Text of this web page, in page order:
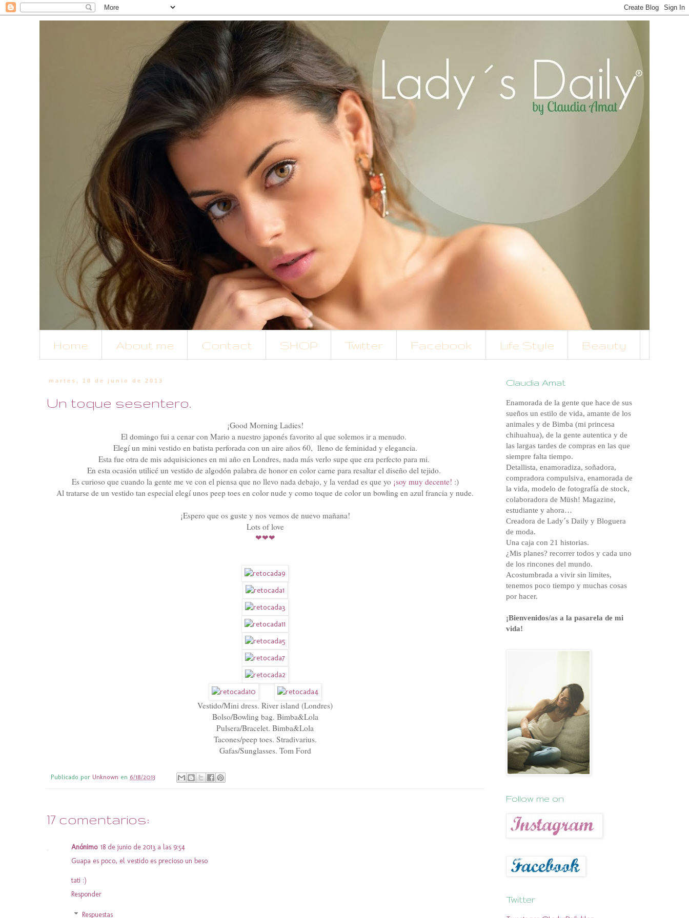
Home About me Contact SHOP Twitter Facebook Life Style Beauty
martes, 18 de junio de 2013
Un toque sesentero.
¡Good Morning Ladies!
El domingo fui a cenar con Mario a nuestro japonés favorito al que solemos ir a menudo.
Elegí un mini vestido en batista perforada con un aire años 60, lleno de feminidad y elegancia.
Esta fue otra de mis adquisiciones en mi año en Londres, nada más verlo supe que era perfecto para mi.
En esta ocasión utilicé un vestido de algodón palabra de honor en color carne para resaltar el diseño del tejido.
Es curioso que cuando la gente me ve con el piensa que no llevo nada debajo, y la verdad es que yo ¡soy muy decente! :)
Al tratarse de un vestido tan especial elegí unos peep toes en color nude y como toque de color un bowling en azul francia y nude.
¡Espero que os guste y nos vemos de nuevo mañana!
Lots of love
❤❤❤
Vestido/Mini dress. River island (Londres)
Bolso/Bowling bag. Bimba&Lola
Pulsera/Bracelet. Bimba&Lola
Tacones/peep toes. Stradivarius.
Gafas/Sunglasses. Tom Ford
Publicado por Unknown en 6/18/2013
17 comentarios:
Anónimo 18 de junio de 2013 a las 9:54
Guapa es poco, el vestido es precioso un beso
tati :)
Responder
Respuestas
Claudia Amat
Enamorada de la gente que hace de sus
sueños un estilo de vida, amante de los
animales y de Bimba (mi princesa
chihuahua), de la gente autentica y de
las largas tardes de compras en las que
siempre falta tiempo.
Detallista, enamoradiza, soñadora,
compradora compulsiva, enamorada de
la vida, modelo de fotografía de stock,
colaboradora de Müsh! Magazine,
estudiante y ahora…
Creadora de Lady´s Daily y Bloguera
de moda.
Una caja con 21 historias.
¿Mis planes? recorrer todos y cada uno
de los rincones del mundo.
Acostumbrada a vivir sin limites,
tenemos poco tiempo y muchas cosas
por hacer.
¡Bienvenidos/as a la pasarela de mi
vida!
Follow me on
Twitter